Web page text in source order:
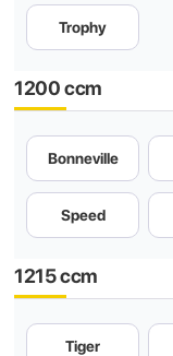
Trophy
1200 ccm
Bonneville
Speed
1215 ccm
Tiger